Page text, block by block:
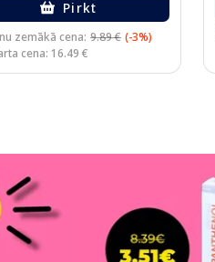
Pirkt
zemākā cena: 9.89 € (-3%)
cena: 16.49 €